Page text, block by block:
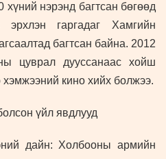
нэрэнд багтсан бөгөөд
эрхлэн гаргадаг Хамгийн
багтсан байна. 2012
цуврал дууссанаас хойш
хэмжээний кино хийх болжээ.
үйл явдлууд
дайн: Холбооны армийн